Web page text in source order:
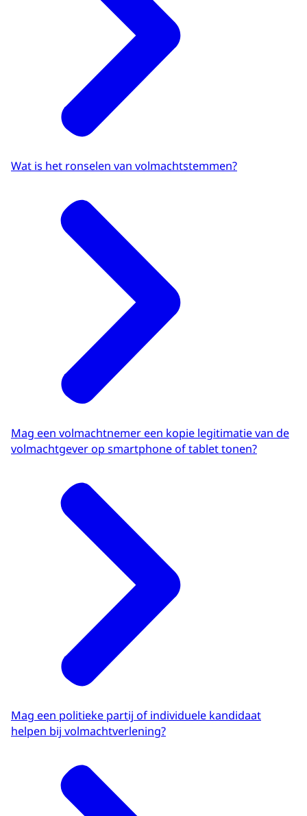
Wat is het ronselen van volmachtstemmen?
Mag een volmachtnemer een kopie legitimatie van de
volmachtgever op smartphone of tablet tonen?
Mag een politieke partij of individuele kandidaat
helpen bij volmachtverlening?